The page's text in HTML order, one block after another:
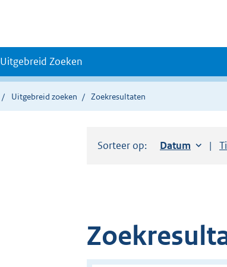
Uitgebreid Zoeken
Uitgebreid zoeken Zoekresultaten
Sorteer op: Sorteer op:
Datum